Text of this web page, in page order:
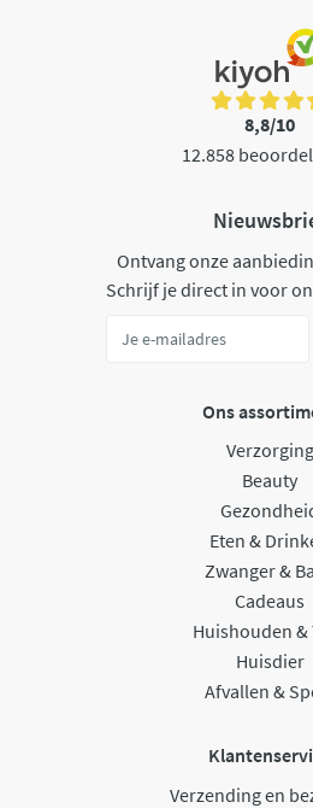
8,8/10
12.858
Ontvang onze
Schrijf je direct in voor
Ons
Verzorging
Beauty
Eten &
Zwanger &
Cadeaus
Huishouden &
Huisdier
Afvallen &
Verzending en